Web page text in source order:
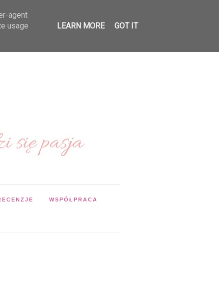
WSPÓŁPRACA
agent
usage
LEARN MORE GOT IT